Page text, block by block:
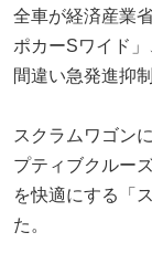
全車が経済産業
ポカーSワイド
間違い急発進抑
スクラムワゴン
プティブクルー
を快適にする「
た。